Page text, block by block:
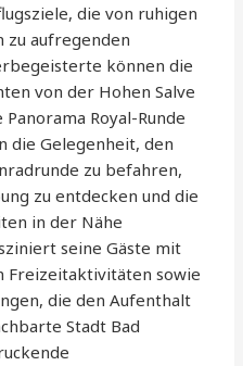
die von ruhigen
zu aufregenden
können die
von der Hohen Salve
Royal-Runde
die Gelegenheit, den
zu befahren,
zu entdecken und die
in der Nähe
seine Gäste mit
Freizeitaktivitäten sowie
die den Aufenthalt
Stadt Bad